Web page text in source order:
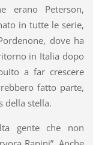
erano Peterson,
in tutte le serie,
dove ha
in Italia dopo
a far crescere
fatto parte,
della stella.
gente che non